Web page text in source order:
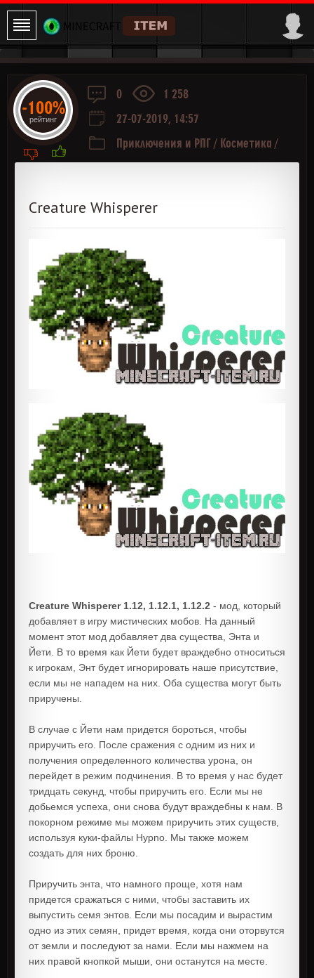
0
1 258
27-07-2019, 14:57
Приключения и РПГ / Косметика /
Creature Whisperer
Creature Whisperer 1.12, 1.12.1, 1.12.2 - мод, который
добавляет в игру мистических мобов. На данный
момент этот мод добавляет два существа, Энта и
Йети. В то время как Йети будет враждебно относиться
к игрокам, Энт будет игнорировать наше присутствие,
если мы не нападем на них. Оба существа могут быть
приручены.
В случае с Йети нам придется бороться, чтобы
приручить его. После сражения с одним из них и
получения определенного количества урона, он
перейдет в режим подчинения. В то время у нас будет
тридцать секунд, чтобы приручить его. Если мы не
добьемся успеха, они снова будут враждебны к нам. В
покорном режиме мы можем приручить этих существ,
используя куки-файлы Hypno. Мы также можем
создать для них броню.
Приручить энта, что намного проще, хотя нам
придется сражаться с ними, чтобы заставить их
выпустить семя энтов. Если мы посадим и вырастим
одно из этих семян, придет время, когда они оторвутся
от земли и последуют за нами. Если мы нажмем на
них правой кнопкой мыши, они останутся на месте.
-100%
рейтинг